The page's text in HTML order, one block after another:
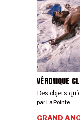
VÉRONIQUE
Des objets
parLa Pointe
GRAND